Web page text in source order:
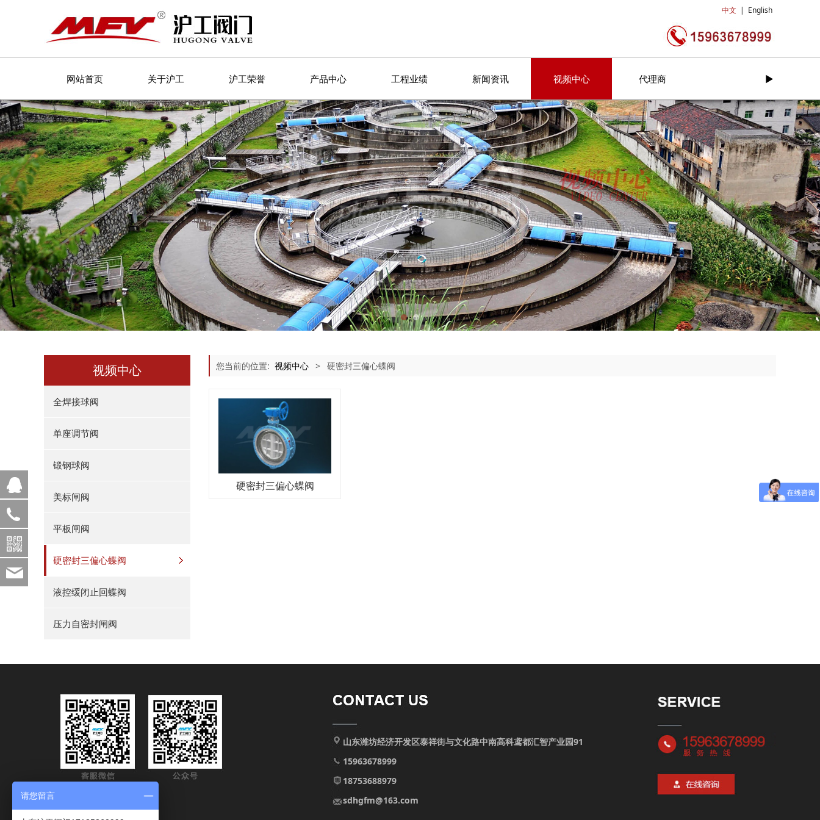
中文 | English
网站首页 关于沪工 沪工荣誉 产品中心 工程业绩 新闻资讯 视频中心 代理商 ►
视频中心
全焊接球阀
单座调节阀
锻钢球阀
美标闸阀
平板闸阀
硬密封三偏心蝶阀
液控缓闭止回蝶阀
压力自密封闸阀
您当前的位置: 视频中心 > 硬密封三偏心蝶阀
硬密封三偏心蝶阀
山东潍坊经济开发区泰祥街与文化路中南高科鸢都汇智产业园91
15963678999
18753688979
sdhgfm@163.com
请您留言